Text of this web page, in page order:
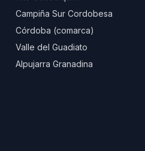
Campiña Sur Cordobesa
Córdoba (comarca)
Valle del Guadiato
Alpujarra Granadina